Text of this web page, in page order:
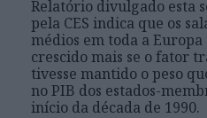
Relatório divulgado esta
pela CES indica que os
médios em toda a
crescido mais se o fator
tivesse mantido o peso
no PIB dos estados-
início da década de 1990.